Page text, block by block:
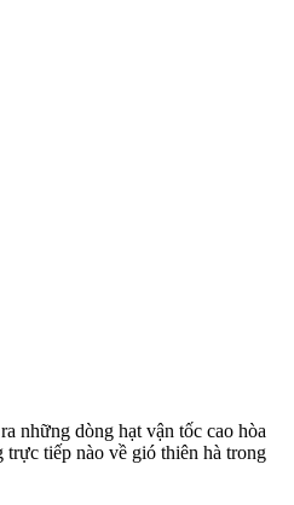
những dòng hạt vận tốc cao hòa
tiếp nào về gió thiên hà trong